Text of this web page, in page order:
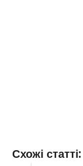
Схожі статті: